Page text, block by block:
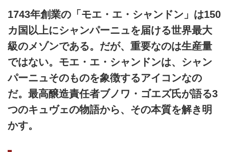
1743年創業の「モエ・エ・シャンドン」は150
カ国以上にシャンパーニュを届ける世界最大
級のメゾンである。だが、重要なのは生産量
ではない。モエ・エ・シャンドンは、シャン
パーニュそのものを象徴するアイコンなの
だ。最高醸造責任者ブノワ・ゴエズ氏が語る3
つのキュヴェの物語から、その本質を解き明
かす。